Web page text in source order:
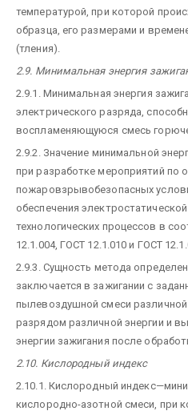
температурой, при которой
образца, его размерами и
(тления).
2.9. Минимальная энергия
2.9.1. Минимальная энергия
электрического разряда,
воспламеняющуюся смесь
2.9.2. Значение минимальной
при разработке мероприятий по
пожаровзрывобезопасных
обеспечения
технологических процессов в
12.1.004, ГОСТ 12.1.010 и ГОСТ
2.9.3. Сущность метода
заключается в зажигании с
пылевоздушной смеси
разрядом различной энергии и
энергии зажигания после
2.10. Кислородный индекс
2.10.1. Кислородный
кислородно-азотной смеси, при